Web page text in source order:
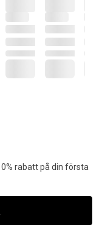
rabatt på din första